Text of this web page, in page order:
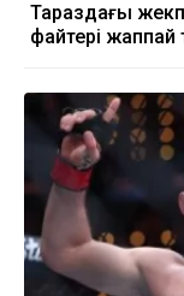
Тараздағы
файтері